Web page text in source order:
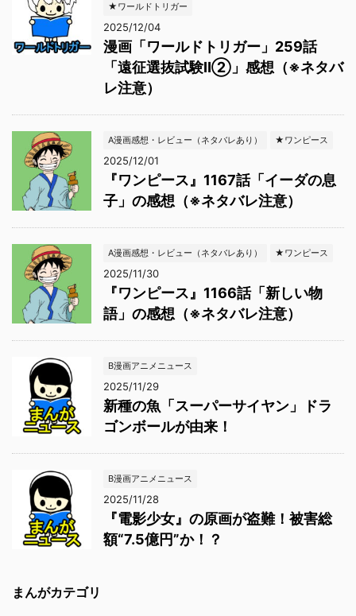
★ワールドトリガー
2025/12/04
漫画「ワールドトリガー」259話
「遠征選抜試験Ⅱ②」感想（※ネタバ
レ注意）
A漫画感想・レビュー（ネタバレあり） ★ワンピース
2025/12/01
『ワンピース』1167話「イーダの息
子」の感想（※ネタバレ注意）
A漫画感想・レビュー（ネタバレあり） ★ワンピース
2025/11/30
『ワンピース』1166話「新しい物
語」の感想（※ネタバレ注意）
B漫画アニメニュース
2025/11/29
新種の魚「スーパーサイヤン」ドラ
ゴンボールが由来！
B漫画アニメニュース
2025/11/28
『電影少女』の原画が盗難！被害総
額“7.5億円”か！？
まんがカテゴリ